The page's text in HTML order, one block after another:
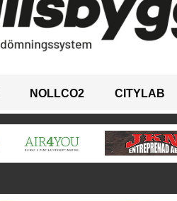
NOLLCO2 CITYLAB